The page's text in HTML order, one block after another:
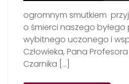
ogromnym smutkiem
o śmierci naszego byłego
wybitnego uczonego i
Człowieka, Pana
Czarnika […]